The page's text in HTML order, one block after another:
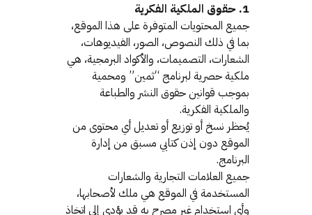
1. حقوق الملكية الفكرية
جميع المحتويات المتوفرة على هذا الموقع،
بما في ذلك النصوص، الصور، الفيديوهات،
الشعارات، التصميمات، والأكواد البرمجية، هي
ملكية حصرية لبرنامج “ثمين” ومحمية
بموجب قوانين حقوق النشر والطباعة
والملكية الفكرية.
يُحظر نسخ أو توزيع أو تعديل أي محتوى من
الموقع دون إذن كتابي مسبق من إدارة
البرنامج.
جميع العلامات التجارية والشعارات
المستخدمة في الموقع هي ملك لأصحابها،
وأي استخدام غير مصرح به قد يؤدي إلى اتخاذ